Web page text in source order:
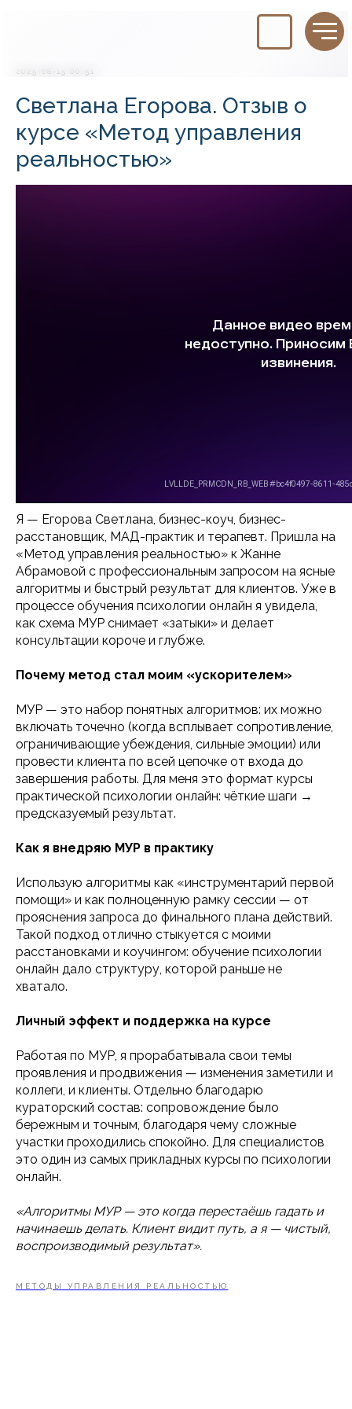
2025-08-15 00:51
Светлана Егорова. Отзыв о
курсе «Метод управления
реальностью»
Я — Егорова Светлана, бизнес-коуч, бизнес-
расстановщик, МАД-практик и терапевт. Пришла на
«Метод управления реальностью» к Жанне
Абрамовой с профессиональным запросом на ясные
алгоритмы и быстрый результат для клиентов. Уже в
процессе обучения психологии онлайн я увидела,
как схема МУР снимает «затыки» и делает
консультации короче и глубже.
Почему метод стал моим «ускорителем»
МУР — это набор понятных алгоритмов: их можно
включать точечно (когда всплывает сопротивление,
ограничивающие убеждения, сильные эмоции) или
провести клиента по всей цепочке от входа до
завершения работы. Для меня это формат курсы
практической психологии онлайн: чёткие шаги →
предсказуемый результат.
Как я внедряю МУР в практику
Использую алгоритмы как «инструментарий первой
помощи» и как полноценную рамку сессии — от
прояснения запроса до финального плана действий.
Такой подход отлично стыкуется с моими
расстановками и коучингом: обучение психологии
онлайн дало структуру, которой раньше не
хватало.
Личный эффект и поддержка на курсе
Работая по МУР, я прорабатывала свои темы
проявления и продвижения — изменения заметили и
коллеги, и клиенты. Отдельно благодарю
кураторский состав: сопровождение было
бережным и точным, благодаря чему сложные
участки проходились спокойно. Для специалистов
это один из самых прикладных курсы по психологии
онлайн.
«Алгоритмы МУР — это когда перестаёшь гадать и
начинаешь делать. Клиент видит путь, а я — чистый,
воспроизводимый результат».
МЕТОДЫ УПРАВЛЕНИЯ РЕАЛЬНОСТЬЮ